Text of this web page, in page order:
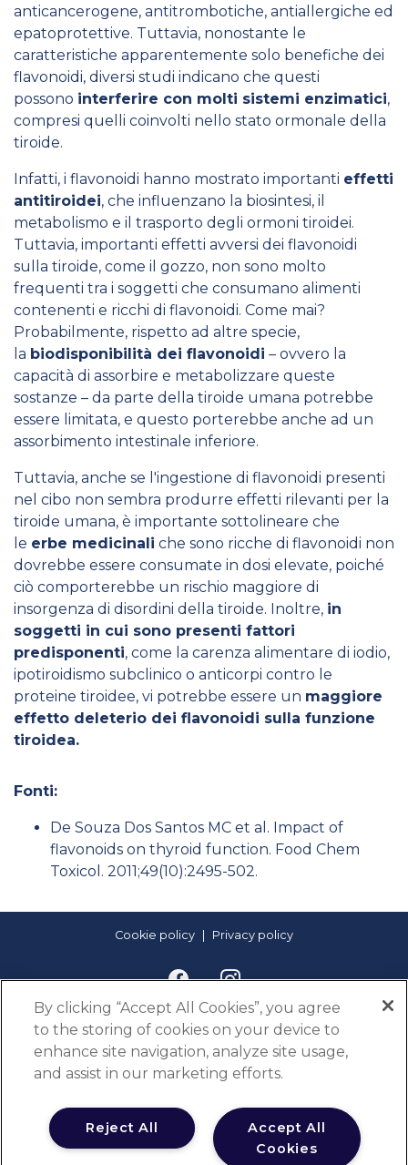
anticancerogene, antitrombotiche, antiallergiche ed
epatoprotettive. Tuttavia, nonostante le
caratteristiche apparentemente solo benefiche dei
flavonoidi, diversi studi indicano che questi
possono interferire con molti sistemi enzimatici,
compresi quelli coinvolti nello stato ormonale della
tiroide.
Infatti, i flavonoidi hanno mostrato importanti effetti
antitiroidei, che influenzano la biosintesi, il
metabolismo e il trasporto degli ormoni tiroidei.
Tuttavia, importanti effetti avversi dei flavonoidi
sulla tiroide, come il gozzo, non sono molto
frequenti tra i soggetti che consumano alimenti
contenenti e ricchi di flavonoidi. Come mai?
Probabilmente, rispetto ad altre specie,
la biodisponibilità dei flavonoidi – ovvero la
capacità di assorbire e metabolizzare queste
sostanze – da parte della tiroide umana potrebbe
essere limitata, e questo porterebbe anche ad un
assorbimento intestinale inferiore.
Tuttavia, anche se l'ingestione di flavonoidi presenti
nel cibo non sembra produrre effetti rilevanti per la
tiroide umana, è importante sottolineare che
le erbe medicinali che sono ricche di flavonoidi non
dovrebbe essere consumate in dosi elevate, poiché
ciò comporterebbe un rischio maggiore di
insorgenza di disordini della tiroide. Inoltre, in
soggetti in cui sono presenti fattori
predisponenti, come la carenza alimentare di iodio,
ipotiroidismo subclinico o anticorpi contro le
proteine tiroidee, vi potrebbe essere un maggiore
effetto deleterio dei flavonoidi sulla funzione
tiroidea.
Fonti:
De Souza Dos Santos MC et al. Impact of
flavonoids on thyroid function. Food Chem
Toxicol. 2011;49(10):2495-502.
Cookie policy Privacy policy
By clicking “Accept All Cookies”, you agree
to the storing of cookies on your device to
enhance site navigation, analyze site usage,
and assist in our marketing efforts.
Accept All
Cookies
Reject All